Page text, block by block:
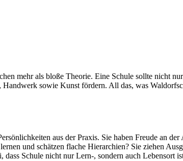
mehr als bloße Theorie. Eine Schule sollte nicht
sowie Kunst fördern. All das, was
aus der Praxis. Sie haben Freude an
und schätzen flache Hierarchien? Sie ziehen
Schule nicht nur Lern-, sondern auch Lebensort